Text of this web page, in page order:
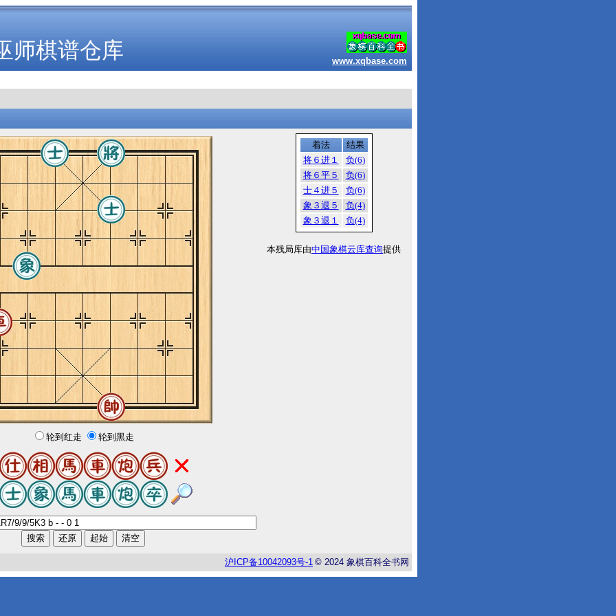
师棋谱仓库 www.xqbase.com
轮到红走 轮到黑走
着法
结果
将６进１
负(6)
将６平５
负(6)
士４进５
负(6)
象３退５
负(4)
象３退１
负(4)
本残局库由中国象棋云库查询提供
沪 ICP备10042093号-1 © 2024 象棋百科全书网